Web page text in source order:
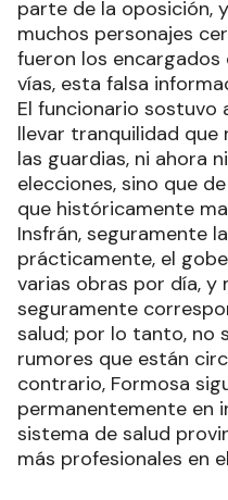
parte de la oposición,
muchos personajes
fueron los
vías, esta falsa
El funcionario sostuvo
llevar tranquilidad que
las guardias, ni ahora
elecciones, sino que
que históricamente
Insfrán, seguramente
prácticamente, el
varias obras por día, y
seguramente
salud; por lo tanto, no
rumores que están
contrario, Formosa
permanentemente en
sistema de salud
más profesionales en